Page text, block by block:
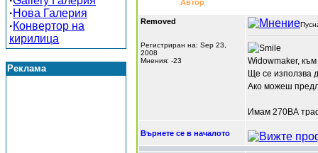
·Нова Галерия
·Конвертор на
кирилица
Реклама
Автор
Removed
Регистриран на: Sep 23,
2008
Мнения: -23
Widowmaker,
Ще се използва
Ако можеш
Имам 270ВА
Върнете се в началото